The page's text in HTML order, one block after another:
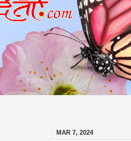
MAR 7, 2024